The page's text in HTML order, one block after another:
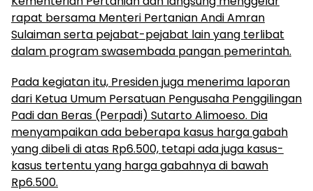
rapat bersama Menteri Pertanian Andi Amran
Sulaiman serta pejabat-pejabat lain yang terlibat
dalam program swasembada pangan pemerintah.
Pada kegiatan itu, Presiden juga menerima laporan
dari Ketua Umum Persatuan Pengusaha Penggilingan
Padi dan Beras (Perpadi) Sutarto Alimoeso. Dia
menyampaikan ada beberapa kasus harga gabah
yang dibeli di atas Rp6.500, tetapi ada juga kasus-
kasus tertentu yang harga gabahnya di bawah
Rp6.500.